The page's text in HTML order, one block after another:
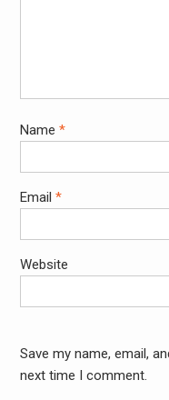
Name *
Email *
Website
Save my name, email,
next time I comment.